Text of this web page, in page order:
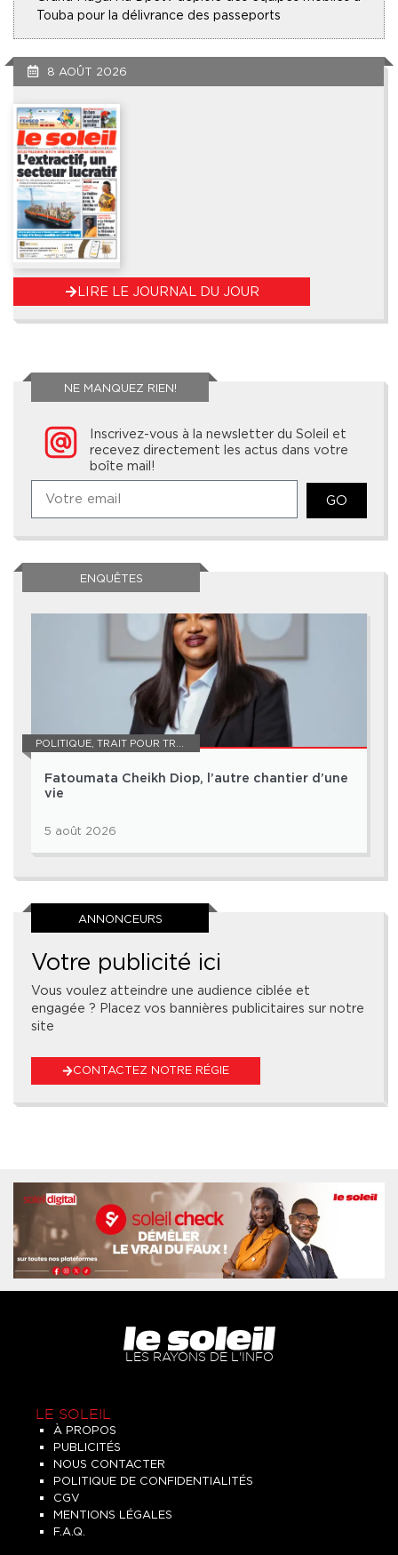
Touba pour la délivrance des passeports
8 AOÛT 2026
LIRE LE JOURNAL DU JOUR
NE MANQUEZ RIEN!
Inscrivez-vous à la newsletter du Soleil et
recevez directement les actus dans votre
boîte mail!
GO
ENQUÊTES
POLITIQUE, TRAIT POUR TRAIT
Fatoumata Cheikh Diop, l’autre chantier d’une
vie
5 août 2026
ANNONCEURS
Votre publicité ici
Vous voulez atteindre une audience ciblée et
engagée ? Placez vos bannières publicitaires sur notre
site
CONTACTEZ NOTRE RÉGIE
LES RAYONS DE L'INFO
LE SOLEIL
À PROPOS
PUBLICITÉS
NOUS CONTACTER
POLITIQUE DE CONFIDENTIALITÉS
CGV
MENTIONS LÉGALES
F.A.Q.